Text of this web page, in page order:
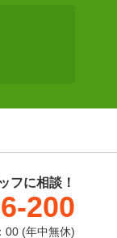
フに相談！
200
00 (年中無休)